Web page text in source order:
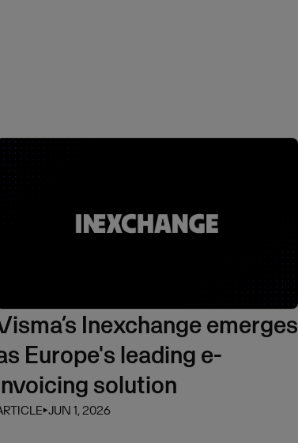
Inexchange emerges
Europe's leading e-
solution
⏵JUN 1, 2026